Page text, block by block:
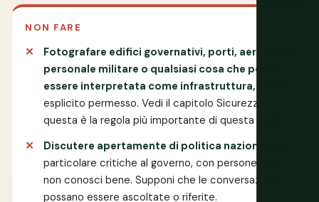
NON FARE
Fotografare edifici governativi, porti, aeroporti,
personale militare o qualsiasi cosa che possa
essere interpretata come infrastruttura,
esplicito permesso. Vedi il capitolo Sicurezza:
questa è la regola più importante di questa guida.
Discutere apertamente di politica nazionale,
particolare critiche al governo, con persone che
non conosci bene. Supponi che le conversazioni
possano essere ascoltate o riferite.